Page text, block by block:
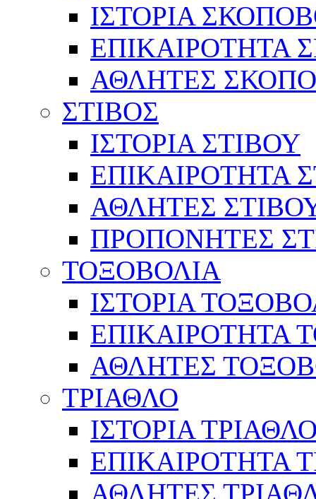
ΙΣΤΟΡΙΑ
ΕΠΙΚΑΙΡΟΤΗΤΑ
ΑΘΛΗΤΕΣ
ΣΤΙΒΟΣ
ΙΣΤΟΡΙΑ ΣΤΙΒΟΥ
ΕΠΙΚΑΙΡΟΤΗΤΑ
ΑΘΛΗΤΕΣ
ΠΡΟΠΟΝΗΤΕΣ
ΤΟΞΟΒΟΛΙΑ
ΙΣΤΟΡΙΑ
ΕΠΙΚΑΙΡΟΤΗΤΑ
ΑΘΛΗΤΕΣ
ΤΡΙΑΘΛΟ
ΙΣΤΟΡΙΑ
ΕΠΙΚΑΙΡΟΤΗΤΑ